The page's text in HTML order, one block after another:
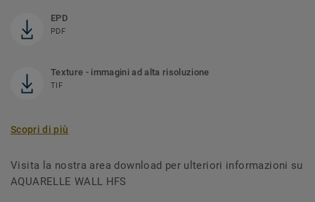
EPD
PDF
Texture - immagini ad alta risoluzione
TIF
Scopri di più
Visita la nostra area download per ulteriori informazioni su
AQUARELLE WALL HFS